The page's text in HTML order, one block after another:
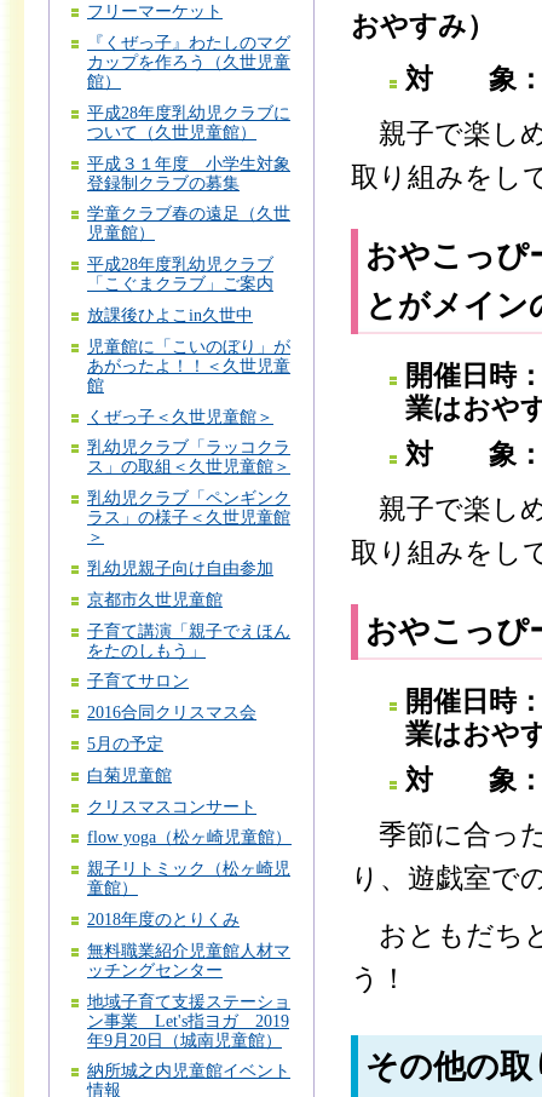
フリーマーケット
『くぜっ子』わたしのマグ
カップを作ろう（久世児童
館）
平成28年度乳幼児クラブに
ついて（久世児童館）
平成３１年度 小学生対象
登録制クラブの募集
学童クラブ春の遠足（久世
児童館）
平成28年度乳幼児クラブ
「こぐまクラブ」ご案内
放課後ひよこin久世中
児童館に「こいのぼり」が
あがったよ！！＜久世児童
館
くぜっ子＜久世児童館＞
乳幼児クラブ「ラッコクラ
ス」の取組＜久世児童館＞
乳幼児クラブ「ペンギンク
ラス」の様子＜久世児童館
＞
乳幼児親子向け自由参加
京都市久世児童館
子育て講演「親子でえほん
をたのしもう」
子育てサロン
2016合同クリスマス会
5月の予定
白菊児童館
クリスマスコンサート
flow yoga（松ヶ崎児童館）
親子リトミック（松ヶ崎児
童館）
2018年度のとりくみ
無料職業紹介児童館人材マ
ッチングセンター
地域子育て支援ステーショ
ン事業 Let's指ヨガ 2019
年9月20日（城南児童館）
納所城之内児童館イベント
情報
おやすみ）
対 象：
親子で楽し
取り組みをし
おやこっぴ
とがメイン
開催日時
業はおや
対 象：
親子で楽し
取り組みをし
おやこっぴ
開催日時
業はおや
対 象：
季節に合っ
り、遊戯室で
おともだち
う！
その他の取